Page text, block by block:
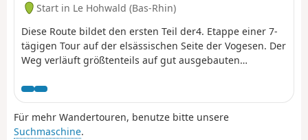
Start in Le Hohwald (Bas-Rhin)
Diese Route bildet den ersten Teil der4. Etappe einer 7-
tägigen Tour auf der elsässischen Seite der Vogesen. Der
Weg verläuft größtenteils auf gut ausgebauten
und bestehen aus Schildern mit einem orangefarbenen
oder roten Mountainbike-Logo und der Aufschrift TMV
(Traversée du Massif Vosgien).
Für mehr Wandertouren, benutze bitte unsere
Suchmaschine.